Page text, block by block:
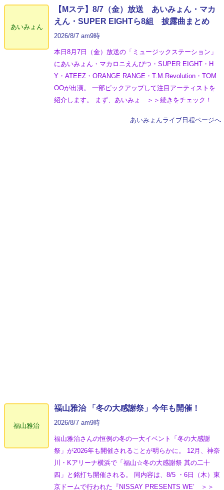
あいみょん
【Mステ】8/7（金）放送 あいみょん・マカ
えん・SUPER EIGHTら8組 披露曲まとめ
2026/8/7 am9時
本日8月7日（金）放送の「ミュージックステーション」
にあいみょん・マカロニえんぴつ・SUPER EIGHT・H
Y・ATEEZ・ORANGE RANGE・T.M.Revolution・TOM
OOが出演。 一部ピックアップして注目アーティストを
紹介します。 まず、あいみょ ＞＞続きをチェック！
あいみょんライブ日程ページへ
福山雅治
福山雅治 「冬の⼤感謝祭」今年も開催！
2026/8/7 am9時
福山雅治さんの恒例の冬の一大イベント「冬の⼤感謝
祭」が2026年も開催されることが明らかに。 12月、神奈
川・Kアリーナ横浜で「福山☆冬の大感謝祭 其の二十
四」と銘打ち開催される。 同内容は、8/5 ・6日（木）東
京ドームで行われた『NISSAY PRESENTS WE’ ＞＞